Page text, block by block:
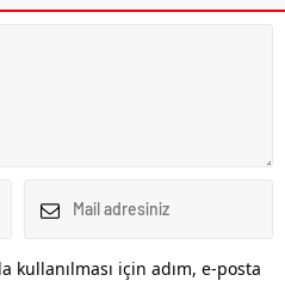
kullanılması için adım, e-posta